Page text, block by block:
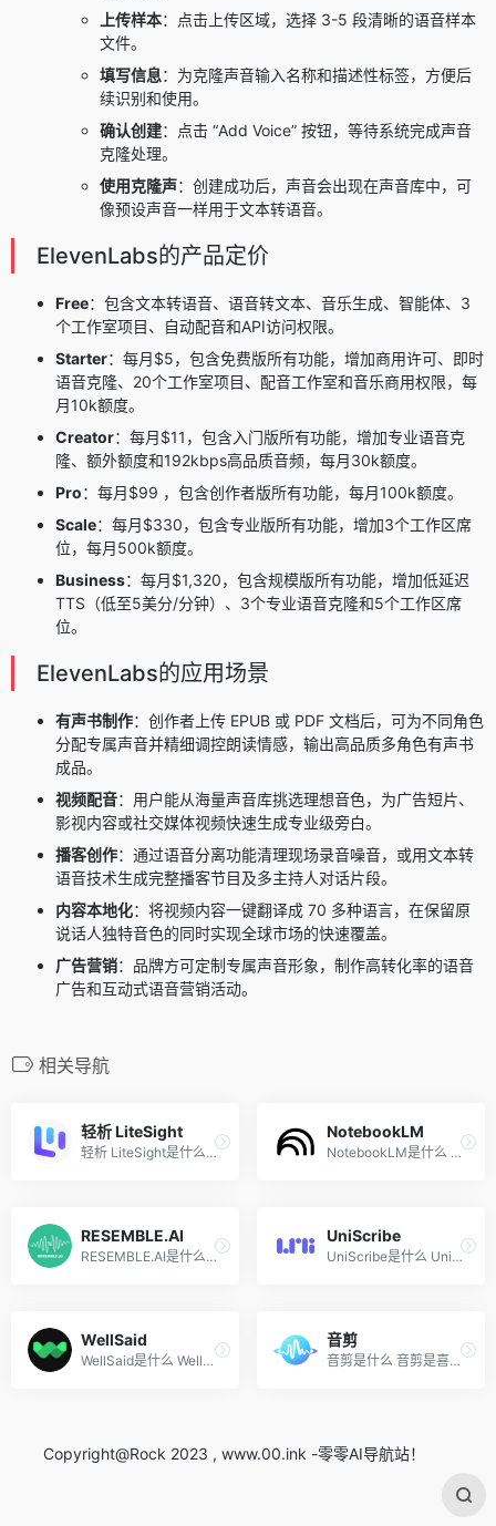
上传样本：点击上传区域，选择 3-5 段清晰的语音样本
文件。
填写信息：为克隆声音输入名称和描述性标签，方便后
续识别和使用。
确认创建：点击 “Add Voice” 按钮，等待系统完成声音
克隆处理。
使用克隆声：创建成功后，声音会出现在声音库中，可
像预设声音一样用于文本转语音。
ElevenLabs的产品定价
Free：包含文本转语音、语音转文本、音乐生成、智能体、3
个工作室项目、自动配音和API访问权限。
Starter：每月$5，包含免费版所有功能，增加商用许可、即时
语音克隆、20个工作室项目、配音工作室和音乐商用权限，每
月10k额度。
Creator：每月$11，包含入门版所有功能，增加专业语音克
隆、额外额度和192kbps高品质音频，每月30k额度。
Pro：每月$99 ，包含创作者版所有功能，每月100k额度。
Scale：每月$330，包含专业版所有功能，增加3个工作区席
位，每月500k额度。
Business：每月$1,320，包含规模版所有功能，增加低延迟
TTS（低至5美分/分钟）、3个专业语音克隆和5个工作区席
位。
ElevenLabs的应用场景
有声书制作：创作者上传 EPUB 或 PDF 文档后，可为不同角色
分配专属声音并精细调控朗读情感，输出高品质多角色有声书
成品。
视频配音：用户能从海量声音库挑选理想音色，为广告短片、
影视内容或社交媒体视频快速生成专业级旁白。
播客创作：通过语音分离功能清理现场录音噪音，或用文本转
语音技术生成完整播客节目及多主持人对话片段。
内容本地化：将视频内容一键翻译成 70 多种语言，在保留原
说话人独特音色的同时实现全球市场的快速覆盖。
广告营销：品牌方可定制专属声音形象，制作高转化率的语音
广告和互动式语音营销活动。
相关导航
轻析 LiteSight
轻析 LiteSight是什么 轻析 L...
NotebookLM
NotebookLM是什么 NotebookLM...
RESEMBLE.AI
RESEMBLE.AI是什么 RESEMBLE....
UniScribe
UniScribe是什么 UniScribe ...
WellSaid
WellSaid是什么 WellSaid 是 ...
音剪
音剪是什么 音剪是喜马拉雅推...
Copyright@Rock 2023 , www.00.ink -零零AI导航站！